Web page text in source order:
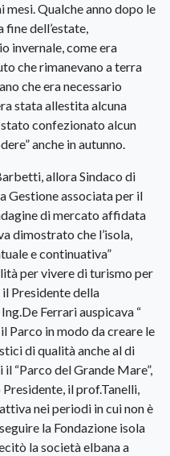
Qualche anno dopo le
fine dell’estate,
invernale, come era
che rimanevano a terra
che era necessario
stata allestita alcuna
confezionato alcun
anche in autunno.
allora Sindaco di
Gestione associata per il
di mercato affidata
dimostrato che l’isola,
e continuativa”
per vivere di turismo per
il Presidente della
Ferrari auspicava “
Parco in modo da creare le
di qualità anche al di
“Parco del Grande Mare”,
il prof.Tanelli,
nei periodi in cui non è
la Fondazione isola
la società elbana a